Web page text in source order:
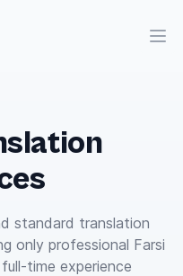
standard translation
only professional Farsi
time experience